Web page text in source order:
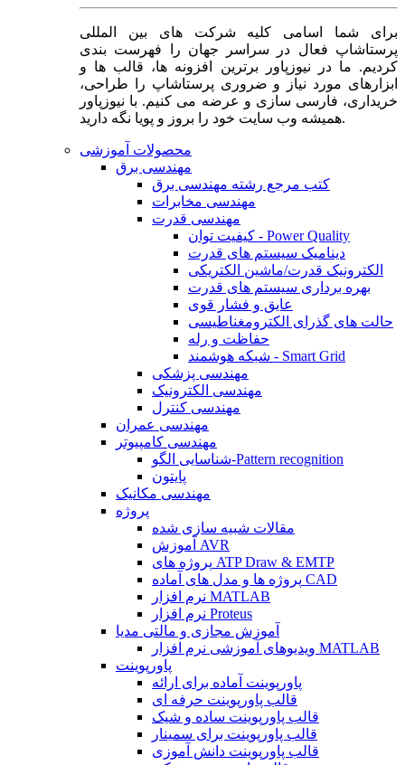
برای شما اسامی کلیه شرکت های بین المللی
پرستاشاپ فعال در سراسر جهان را فهرست بندی
کردیم. ما در نیوزپاور برترین افزونه ها، قالب ها و
ابزارهای مورد نیاز و ضروری پرستاشاپ را طراحی،
خریداری، فارسی سازی و عرضه می کنیم. با نیوزپاور
همیشه وب سایت خود را بروز و پویا نگه دارید.
محصولات آموزشی
مهندسی برق
کتب مرجع رشته مهندسی برق
مهندسی مخابرات
مهندسی قدرت
کیفیت توان - Power Quality
دینامیک سیستم های قدرت
الکترونیک قدرت/ماشین الکتریکی
بهره برداری سیستم های قدرت
عایق و فشار قوی
حالت های گذرای الکترومغناطیسی
حفاظت و رله
شبکه هوشمند - Smart Grid
مهندسی پزشکی
مهندسی الکترونیک
مهندسی کنترل
مهندسی عمران
مهندسی کامپیوتر
شناسایی الگو-Pattern recognition
پایتون
مهندسی مکانیک
پروژه
مقالات شبیه سازی شده
آموزش AVR
پروژه های ATP Draw & EMTP
پروژه ها و مدل های آماده CAD
نرم افزار MATLAB
نرم افزار Proteus
آموزش مجازی و مالتی مدیا
ویدیوهای آموزشی نرم افزار MATLAB
پاورپوینت
پاورپوینت آماده برای ارائه
قالب پاورپوینت حرفه ای
قالب پاورپوینت ساده و شیک
قالب پاورپوینت برای سمینار
قالب پاورپوینت دانش آموزی